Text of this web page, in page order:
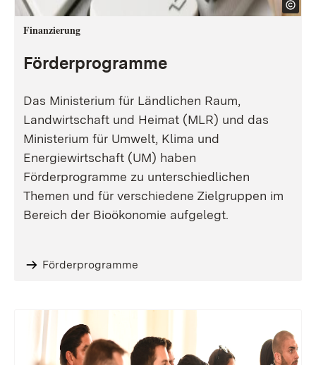
Finanzierung
Förderprogramme
Das Ministerium für Ländlichen Raum,
Landwirtschaft und Heimat (MLR) und das
Ministerium für Umwelt, Klima und
Energiewirtschaft (UM) haben
Förderprogramme zu unterschiedlichen
Themen und für verschiedene Zielgruppen im
Bereich der Bioökonomie aufgelegt.
Förderprogramme